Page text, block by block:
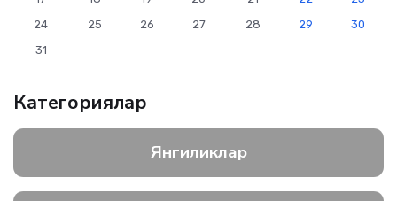
24
25 26 27 28 29
30
31
Категориялар
Янгиликлар